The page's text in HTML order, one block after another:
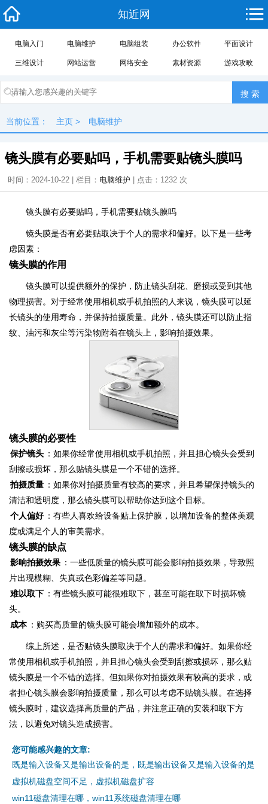
知近网
电脑入门 电脑维护 电脑组装 办公软件 平面设计
三维设计 网站运营 网络安全 素材资源 游戏攻畋
当前位置： 主页 > 电脑维护
镜头膜有必要贴吗，手机需要贴镜头膜吗
时间：2024-10-22 | 栏目： 电脑维护 | 点击： 1232 次
镜头膜有必要贴吗，手机需要贴镜头膜吗
镜头膜是否有必要贴取决于个人的需求和偏好。以下是一些考
虑因素：
镜头膜的作用
镜头膜可以提供额外的保护，防止镜头刮花、磨损或受到其他
物理损害。对于经常使用相机或手机拍照的人来说，镜头膜可以延
长镜头的使用寿命，并保持拍摄质量。此外，镜头膜还可以防止指
纹、油污和灰尘等污染物附着在镜头上，影响拍摄效果。
镜头膜的必要性
保护镜头 ：如果你经常使用相机或手机拍照，并且担心镜头会受到
刮擦或损坏，那么贴镜头膜是一个不错的选择。
拍摄质量 ：如果你对拍摄质量有较高的要求，并且希望保持镜头的
清洁和透明度，那么镜头膜可以帮助你达到这个目标。
个人偏好 ：有些人喜欢给设备贴上保护膜，以增加设备的整体美观
度或满足个人的审美需求。
镜头膜的缺点
影响拍摄效果 ：一些低质量的镜头膜可能会影响拍摄效果，导致照
片出现模糊、失真或色彩偏差等问题。
难以取下 ：有些镜头膜可能很难取下，甚至可能在取下时损坏镜
头。
成本 ：购买高质量的镜头膜可能会增加额外的成本。
综上所述，是否贴镜头膜取决于个人的需求和偏好。如果你经
常使用相机或手机拍照，并且担心镜头会受到刮擦或损坏，那么贴
镜头膜是一个不错的选择。但如果你对拍摄效果有较高的要求，或
者担心镜头膜会影响拍摄质量，那么可以考虑不贴镜头膜。在选择
镜头膜时，建议选择高质量的产品，并注意正确的安装和取下方
法，以避免对镜头造成损害。
您可能感兴趣的文章:
既是输入设备又是输出设备的是，既是输出设备又是输入设备的是
虚拟机磁盘空间不足，虚拟机磁盘扩容
win11磁盘清理在哪，win11系统磁盘清理在哪